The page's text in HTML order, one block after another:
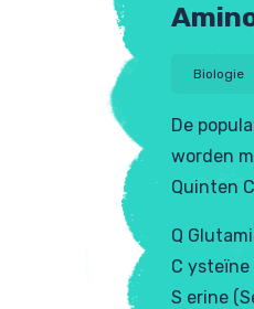
Biologie
De
worden
Quinten
Q
C ysteïne
S erine